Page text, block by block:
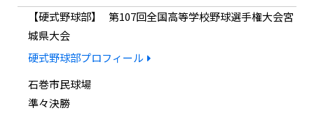
硬式野球部
第107回全国高等学校野球選手権大会宮
城県大会
硬式野球部プロフィール
石巻市民球場
準々決勝